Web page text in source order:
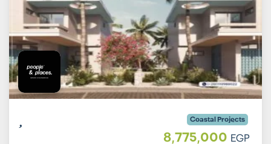
Coastal Projects
8,775,000 EGP